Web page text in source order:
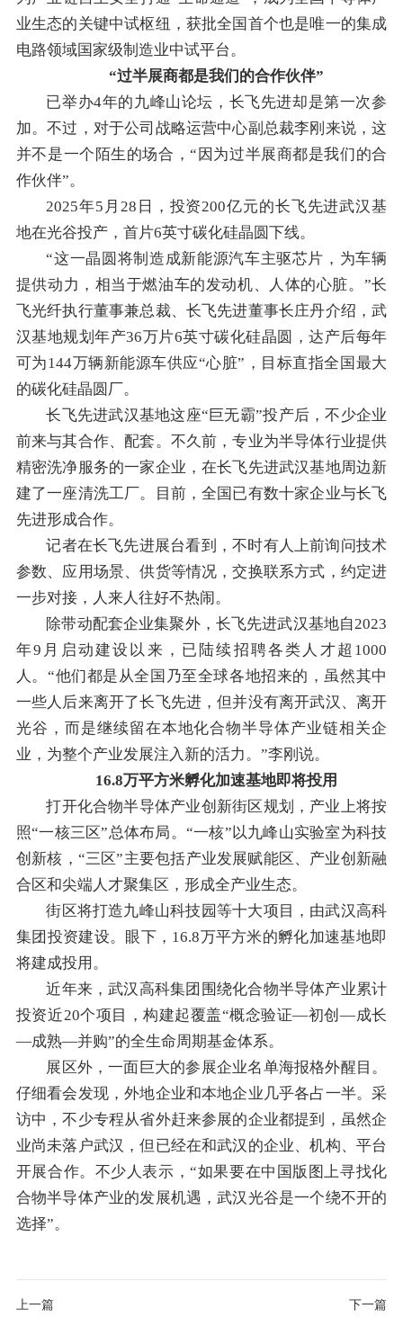
业生态的关键中试枢纽，获批全国首个也是唯一的集成
电路领域国家级制造业中试平台。
“过半展商都是我们的合作伙伴”
已举办4年的九峰山论坛，长飞先进却是第一次参
加。不过，对于公司战略运营中心副总裁李刚来说，这
并不是一个陌生的场合，“因为过半展商都是我们的合
作伙伴”。
2025年5月28日，投资200亿元的长飞先进武汉基
地在光谷投产，首片6英寸碳化硅晶圆下线。
“这一晶圆将制造成新能源汽车主驱芯片，为车辆
提供动力，相当于燃油车的发动机、人体的心脏。”长
飞光纤执行董事兼总裁、长飞先进董事长庄丹介绍，武
汉基地规划年产36万片6英寸碳化硅晶圆，达产后每年
可为144万辆新能源车供应“心脏”，目标直指全国最大
的碳化硅晶圆厂。
长飞先进武汉基地这座“巨无霸”投产后，不少企业
前来与其合作、配套。不久前，专业为半导体行业提供
精密洗净服务的一家企业，在长飞先进武汉基地周边新
建了一座清洗工厂。目前，全国已有数十家企业与长飞
先进形成合作。
记者在长飞先进展台看到，不时有人上前询问技术
参数、应用场景、供货等情况，交换联系方式，约定进
一步对接，人来人往好不热闹。
除带动配套企业集聚外，长飞先进武汉基地自2023
年9月启动建设以来，已陆续招聘各类人才超1000
人。“他们都是从全国乃至全球各地招来的，虽然其中
一些人后来离开了长飞先进，但并没有离开武汉、离开
光谷，而是继续留在本地化合物半导体产业链相关企
业，为整个产业发展注入新的活力。”李刚说。
16.8万平方米孵化加速基地即将投用
打开化合物半导体产业创新街区规划，产业上将按
照“一核三区”总体布局。“一核”以九峰山实验室为科技
创新核，“三区”主要包括产业发展赋能区、产业创新融
合区和尖端人才聚集区，形成全产业生态。
街区将打造九峰山科技园等十大项目，由武汉高科
集团投资建设。眼下，16.8万平方米的孵化加速基地即
将建成投用。
近年来，武汉高科集团围绕化合物半导体产业累计
投资近20个项目，构建起覆盖“概念验证—初创—成长
—成熟—并购”的全生命周期基金体系。
展区外，一面巨大的参展企业名单海报格外醒目。
仔细看会发现，外地企业和本地企业几乎各占一半。采
访中，不少专程从省外赶来参展的企业都提到，虽然企
业尚未落户武汉，但已经在和武汉的企业、机构、平台
开展合作。不少人表示，“如果要在中国版图上寻找化
合物半导体产业的发展机遇，武汉光谷是一个绕不开的
选择”。
上一篇 下一篇